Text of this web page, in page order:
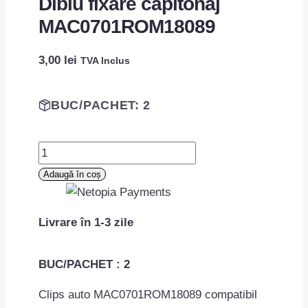
MAC0701ROM18089
3,00 lei TVA Inclus
BUC/PACHET: 2
Cantitate
Diblu
fixare
MAC0701ROM18089
Adaugă în coș
Livrare în 1-3 zile
BUC/PACHET : 2
Clips auto MAC0701ROM18089 compatibil